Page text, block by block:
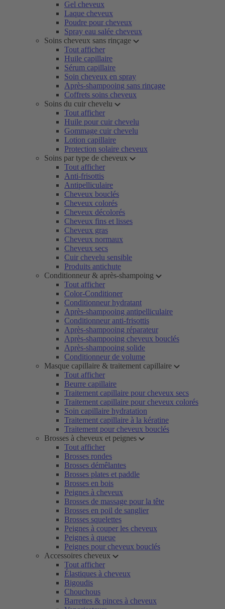
Gel cheveux
Laque cheveux
Poudre pour cheveux
Spray eau salée cheveux
Soins cheveux sans rinçage
Tout afficher
Huile capillaire
Sérum capillaire
Soin cheveux en spray
Après-shampooing sans rinçage
Coffrets soins cheveux
Soins du cuir chevelu
Tout afficher
Huile pour cuir chevelu
Gommage cuir chevelu
Lotion capillaire
Protection solaire cheveux
Soins par type de cheveux
Tout afficher
Anti-frisottis
Antipelliculaire
Cheveux bouclés
Cheveux colorés
Cheveux décolorés
Cheveux fins et lisses
Cheveux gras
Cheveux normaux
Cheveux secs
Cuir chevelu sensible
Produits antichute
Conditionneur & après-shampoing
Tout afficher
Color-Conditioner
Conditionneur hydratant
Après-shampooing antipelliculaire
Conditionneur anti-frisottis
Après-shampooing réparateur
Après-shampooing cheveux bouclés
Après-shampooing solide
Conditionneur de volume
Masque capillaire & traitement capillaire
Tout afficher
Beurre capillaire
Traitement capillaire pour cheveux secs
Traitement capillaire pour cheveux colorés
Soin capillaire hydratation
Traitement capillaire à la kératine
Traitement pour cheveux bouclés
Brosses à cheveux et peignes
Tout afficher
Brosses rondes
Brosses démêlantes
Brosses plates et paddle
Brosses en bois
Peignes à cheveux
Brosses de massage pour la tête
Brosses en poil de sanglier
Brosses squelettes
Peignes à couper les cheveux
Peignes à queue
Peignes pour cheveux bouclés
Accessoires cheveux
Tout afficher
Élastiques à cheveux
Bigoudis
Chouchous
Barrettes & pinces à cheveux